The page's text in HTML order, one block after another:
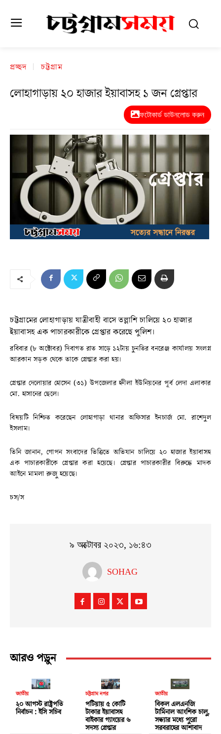
প্রচ্ছদ চট্টগ্রাম
লোহাগাড়ায় ২০ হাজার ইয়াবাসহ ১ জন গ্রেপ্তার
ফটোকার্ড ডাউনলোড করুন
চট্টগ্রামের লোহাগাড়ায় যাত্রীবাহী বাসে তল্লাশি চালিয়ে ২০ হাজার
ইয়াবাসহ এক পাচারকারীকে গ্রেপ্তার করেছে পুলিশ।
রবিবার (৮ অক্টোবর) দিবাগত রাত সাড়ে ১২টায় চুনতির বনরেঞ্জ কার্যালয় সংলগ্ন
আরকান সড়ক থেকে তাকে গ্রেপ্তার করা হয়।
গ্রেপ্তার দেলোয়ার হোসেন (৩১) উপজেলার হ্নীলা ইউনিয়নের পূর্ব লেদা এলাকার
মো. হাসানের ছেলে।
বিষয়টি নিশ্চিত করেছেন লোহাগাড়া থানার অফিসার ইনচার্জ মো. রাশেদুল
ইসলাম।
তিনি জানান, গোপন সংবাদের ভিত্তিতে অভিযান চালিয়ে ২০ হাজার ইয়াবাসহ
এক পাচারকারীকে গ্রেপ্তার করা হয়েছে। গ্রেপ্তার পাচারকারীর বিরুদ্ধে মাদক
আইনে মামলা রুজু হয়েছে।
চস/স
৯ অক্টোবর ২০২৩, ১৬:৪৩
SOHAG
আরও পড়ুন
জাতীয়
২০ আগস্ট রাষ্ট্রপতি
নির্বাচন : ইসি সচিব
চট্টগ্রাম নগর
পটিয়ায় ৫ কোটি
টাকার ইয়াবাসহ
বাইকার গ্যাংয়ের ৬
সদস্য গ্রেপ্তার
জাতীয়
বিকল এলএনজি
টার্মিনাল আংশিক চালু,
সন্ধ্যার মধ্যে পুরো
সরবরাহের আশাবাদ